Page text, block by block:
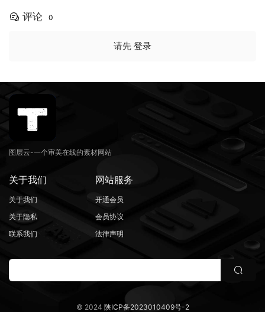
评论 0
请先 登录
图层云-一个审美在线的素材网站
关于我们
关于我们
关于隐私
联系我们
网站服务
开通会员
会员协议
法律声明
© 2024 陕ICP备2023010409号-2